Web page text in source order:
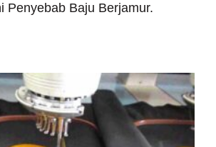
Penyebab Baju Berjamur.